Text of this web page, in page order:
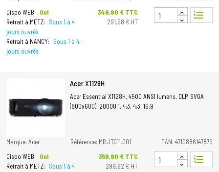
Dispo WEB:
Oui
Retrait à METZ:
Sous 1 à 4
jours ouvrés
Retrait à NANCY:
Sous 1 à 4
jours ouvrés
Prix
349,90 € TTC
291,58 € HT
format_list_numbered
Acer X1128H
Acer Essential X1128H, 4500 ANSI lumens, DLP, SVGA
(800x600), 20000:1, 4:3, 4:3, 16:9
Marque: Acer Référence: MR.JTG11.001
EAN: 4710886147879
Dispo WEB:
Oui
Retrait à METZ:
Sous 1 à 4
Prix
359,90 € TTC
299,92 € HT
format_list_numbered